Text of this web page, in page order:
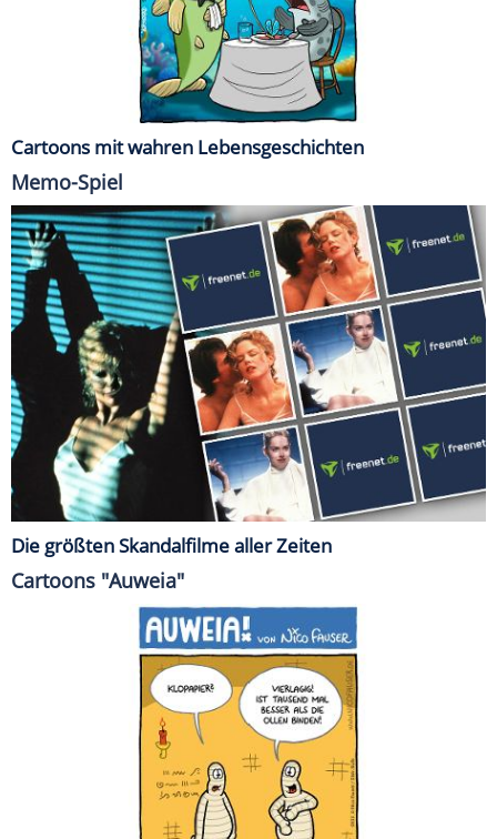
Cartoons mit wahren Lebensgeschichten
Memo-Spiel
Die größten Skandalfilme aller Zeiten
Cartoons "Auweia"